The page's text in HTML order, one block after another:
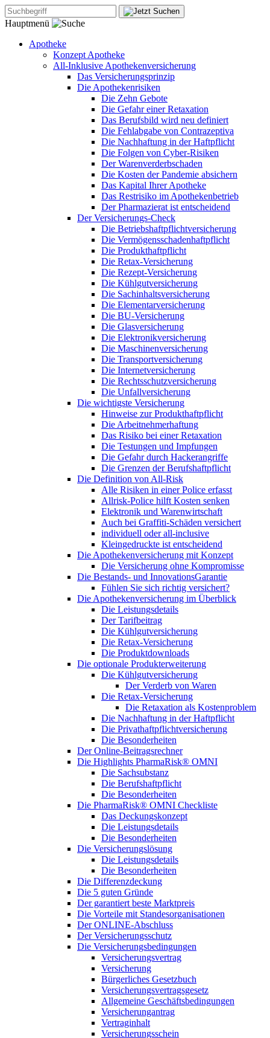
Hauptmenü
Apotheke
Konzept Apotheke
All-Inklusive Apothekenversicherung
Das Versicherungsprinzip
Die Apothekenrisiken
Die Zehn Gebote
Die Gefahr einer Retaxation
Das Berufsbild wird neu definiert
Die Fehlabgabe von Contrazeptiva
Die Nachhaftung in der Haftpflicht
Die Folgen von Cyber-Risiken
Der Warenverderbschaden
Die Kosten der Pandemie absichern
Das Kapital Ihrer Apotheke
Das Restrisiko im Apothekenbetrieb
Der Pharmazierat ist entscheidend
Der Versicherungs-Check
Die Betriebshaftpflichtversicherung
Die Vermögensschadenhaftpflicht
Die Produkthaftpflicht
Die Retax-Versicherung
Die Rezept-Versicherung
Die Kühlgutversicherung
Die Sachinhaltsversicherung
Die Elementarversicherung
Die BU-Versicherung
Die Glasversicherung
Die Elektronikversicherung
Die Maschinenversicherung
Die Transportversicherung
Die Internetversicherung
Die Rechtsschutzversicherung
Die Unfallversicherung
Die wichtigste Versicherung
Hinweise zur Produkthaftpflicht
Die Arbeitnehmerhaftung
Das Risiko bei einer Retaxation
Die Testungen und Impfungen
Die Gefahr durch Hackerangriffe
Die Grenzen der Berufshaftpflicht
Die Definition von All-Risk
Alle Risiken in einer Police erfasst
Allrisk-Police hilft Kosten senken
Elektronik und Warenwirtschaft
Auch bei Graffiti-Schäden versichert
individuell oder all-inclusive
Kleingedruckte ist entscheidend
Die Apothekenversicherung mit Konzept
Die Versicherung ohne Kompromisse
Die Bestands- und InnovationsGarantie
Fühlen Sie sich richtig versichert?
Die Apothekenversicherung im Überblick
Die Leistungsdetails
Der Tarifbeitrag
Die Kühlgutversicherung
Die Retax-Versicherung
Die Produktdownloads
Die optionale Produkterweiterung
Die Kühlgutversicherung
Der Verderb von Waren
Die Retax-Versicherung
Die Retaxation als Kostenproblem
Die Nachhaftung in der Haftpflicht
Die Privathaftpflichtversicherung
Die Besonderheiten
Der Online-Beitragsrechner
Die Highlights PharmaRisk® OMNI
Die Sachsubstanz
Die Berufshaftpflicht
Die Besonderheiten
Die PharmaRisk® OMNI Checkliste
Das Deckungskonzept
Die Leistungsdetails
Die Besonderheiten
Die Versicherungslösung
Die Leistungsdetails
Die Besonderheiten
Die Differenzdeckung
Die 5 guten Gründe
Der garantiert beste Marktpreis
Die Vorteile mit Standesorganisationen
Der ONLINE-Abschluss
Der Versicherungsschutz
Die Versicherungsbedingungen
Versicherungsvertrag
Versicherung
Bürgerliches Gesetzbuch
Versicherungsvertragsgesetz
Allgemeine Geschäftsbedingungen
Versicherungantrag
Vertraginhalt
Versicherungsschein